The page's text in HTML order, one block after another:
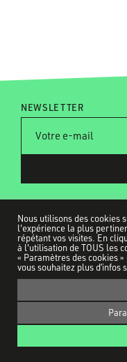
NEWSLETTER
Ils
Nous utilisons des cookies
l'expérience la plus
répétant vos visites. En
à l'utilisation de TOUS les
« Paramètres des cookies
vous souhaitez plus d’infos